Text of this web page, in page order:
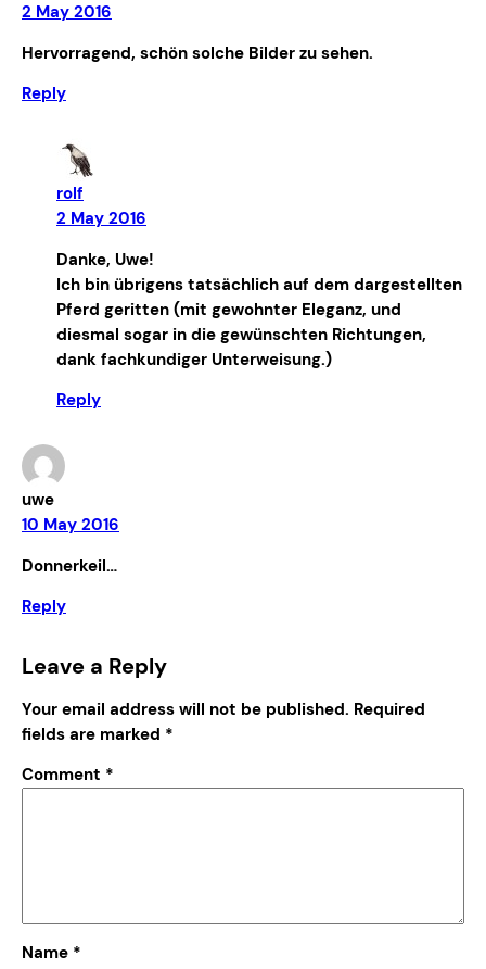
2 May 2016
Hervorragend, schön solche Bilder zu sehen.
Reply
rolf
2 May 2016
Danke, Uwe!
Ich bin übrigens tatsächlich auf dem dargestellten
Pferd geritten (mit gewohnter Eleganz, und
diesmal sogar in die gewünschten Richtungen,
dank fachkundiger Unterweisung.)
Reply
uwe
10 May 2016
Donnerkeil…
Reply
Leave a Reply
Your email address will not be published. Required
fields are marked *
Comment *
Name *